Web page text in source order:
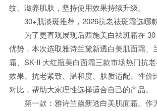
纹、滋养肌肤，坚持使用效果持续升级。
30+肌淡斑推荐，2026抗老祛斑霜选哪
为了更直观展现后西施美白祛斑霜在
优势，本次选取雅诗兰黛新透白美肌面霜、
霜、SK-II 大红瓶美白面霜三款市场热门抗
效果、抗老紧致、温和度、肤质适配、性价
对比，帮助大家理性选择适合自己的产品。
第一款：雅诗兰黛新透白美肌面霜。作